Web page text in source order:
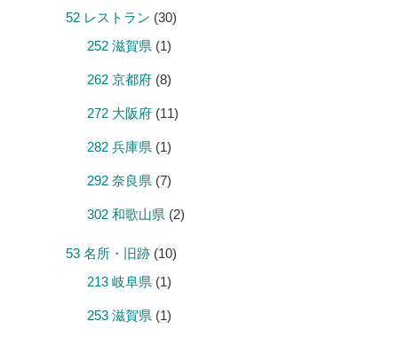
52 レストラン (30)
252 滋賀県 (1)
262 京都府 (8)
272 大阪府 (11)
282 兵庫県 (1)
292 奈良県 (7)
302 和歌山県 (2)
53 名所・旧跡 (10)
213 岐阜県 (1)
253 滋賀県 (1)